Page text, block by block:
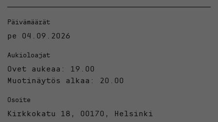
Päivämäärät
pe 04.09.2026
Aukioloajat
Ovet aukeaa: 19.00
Muotinäytös alkaa: 20.00
Osoite
Kirkkokatu 18, 00170, Helsinki